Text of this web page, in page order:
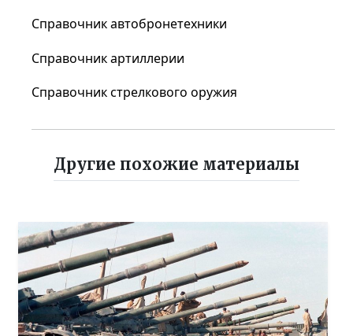
Справочник автобронетехники
Справочник артиллерии
Справочник стрелкового оружия
Другие похожие материалы